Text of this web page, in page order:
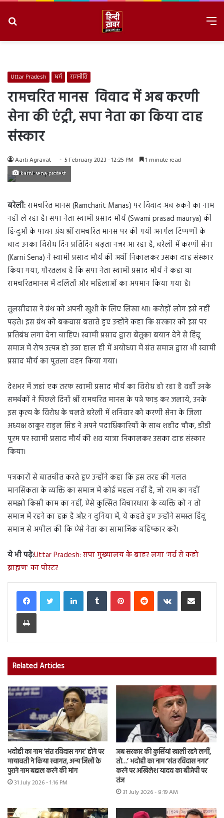
Uttar Pradesh धर्म राजनीति
रामचरित मानस विवाद में अब करणी
सेना की एंट्री, सपा नेता का किया दाह
संस्कार
Aarti Agravat 5 February 2023 - 12:25 PM 1 minute read
karni sena protest
बरेली:रामचरित मानस (Ramcharit Manas) पर विवाद अब रुकने का नाम
नही ले रहा है। सपा नेता स्वामी प्रसाद मौर्य (Swami prasad maurya) की
हिन्दुओं के पावन ग्रंथ श्रीं रामचरित मानस पर की गयी अनर्गल टिप्पणी के
बाद उनका विरोध दिन प्रतिदिन बढ़ता नजर आ रहा है, बरेली में करणी सेना
(Karni Sena) ने स्वामी प्रसाद मौर्य की अर्थी निकालकर उसका दाह संस्कार
किया गया, गौरतलब है कि सपा नेता स्वामी प्रसाद मौर्य ने कहा था
रामचरितमानस में दलितों और महिलाओं का अपमान किया गया है।
तुलसीदास ने ग्रंथ को अपनी खुशी के लिए लिखा था। करोड़ों लोग इसे नहीं
पढ़ते। इस ग्रंथ को बकवास बताते हुए उन्होंने कहा कि सरकार को इस पर
प्रतिबंध लगा देना चाहिए। स्वामी प्रसाद द्वारा बेतुका बयान देने से हिंदू
समाज में रोष उत्पन्न हो उठा हाल ही में अयोध्या में संत समाज द्वारा भी स्वामी
प्रसाद मौर्य का पुतला दहन किया गया।
देशभर में जहां एक तरफ स्वामी प्रसाद मौर्य का विरोध हो रहा है वहीँ उनके
समर्थकों ने पिछले दिनों श्रीं रामचरित मानस के पन्ने फाड़ कर जलाये, उनके
इस कृत्य के विरोध के चलते बरेली में शनिवार को करणी सेना के जिला
अध्यक्ष ठाकुर राहुल सिंह ने अपने पदाधिकारियों के साथ शहीद चौक, डीडी
पुरम पर स्वामी प्रसाद मौर्य की शव यात्रा निकालकर उसका दाह संस्कार
किया।
पत्रकारों से बातचीत करते हुए उन्होंने कहा कि इस तरह की गलत
मानसिकता के व्यक्ति का समाज में कोई महत्व नहीं है, जो राम का नहीं
समझो किसी काम का नहीं, ऐसे कुत्सित विचारधारा के व्यक्ति को न तो
समाज में रहने का हक़ है औऱ न दुनिया में, ये कहते हुए उन्होंने समस्त हिंदू
समाज से अपील की कि ऐसे नेता का सामाजिक बहिष्कार करें।
ये भी पढ़े:Uttar Pradesh: सपा मुख्यालय के बाहर लगा ‘गर्व से कहो
ब्राह्मण’ का पोस्टर
LinkedInTumblr PinterestReddit VKontakteShare via Email
Print
Related Articles
भदोही का नाम ‘संत रविदास नगर’ होने पर
मायावती ने किया स्वागत, अन्य जिलों के
पुराने नाम बहाल करने की मांग
31 July 2026 - 1:16 PM
जब सरकार की कुर्सियां खाली रहने लगीं,
तो…’ भदोही का नाम ‘संत रविदास नगर’
करने पर अखिलेश यादव का बीजेपी पर
तंज
31 July 2026 - 8:19 AM